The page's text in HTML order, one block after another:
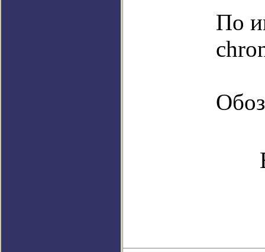
По